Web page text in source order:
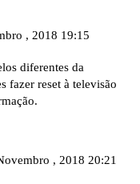
, 2018 19:15
diferentes da
fazer reset à televisão
, 2018 20:21